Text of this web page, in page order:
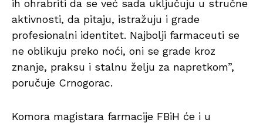
ih ohrabriti da se već sada uključuju u stručne
aktivnosti, da pitaju, istražuju i grade
profesionalni identitet. Najbolji farmaceuti se
ne oblikuju preko noći, oni se grade kroz
znanje, praksu i stalnu želju za napretkom”,
poručuje Crnogorac.
Komora magistara farmacije FBiH će i u